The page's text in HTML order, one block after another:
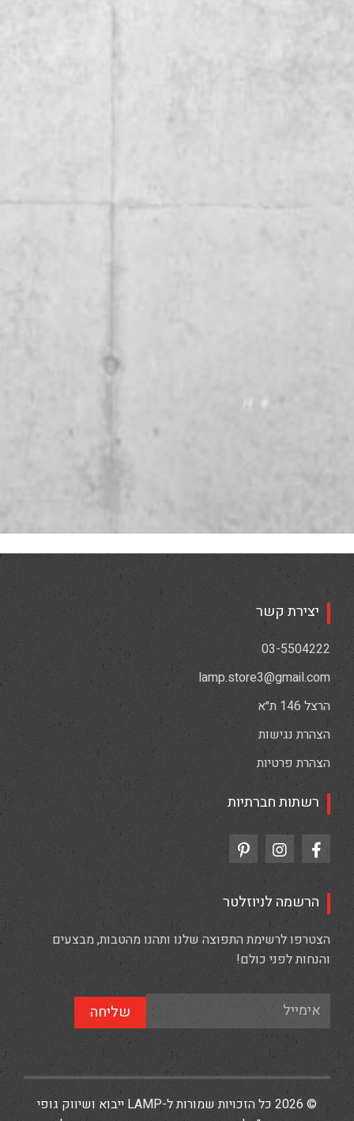
יצירת קשר
03-5504222
lamp.store3@gmail.com
הרצל 146 ת״א
הצהרת נגישות
הצהרת פרטיות
רשתות חברתיות
הרשמה לניוזלטר
הצטרפו לרשימת התפוצה שלנו ותהנו מהטבות, מבצעים
והנחות לפני כולם!
שליחה
© 2026 כל הזכויות שמורות ל-LAMP ייבוא ושיווק גופי